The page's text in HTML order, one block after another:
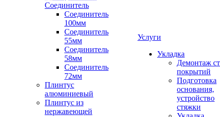
Соединитель
Соединитель
100мм
Соединитель
55мм
Соединитель
58мм
Соединитель
72мм
Плинтус
алюминиевый
Плинтус из
нержавеющей
Услуги
Укладка
Демонтаж
покрытий
Подготовка
основания,
устройство
стяжки